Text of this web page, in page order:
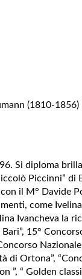
(1810-1856)
Si diploma
Piccinni”
il M° Davide
come
Ivancheva la
15°
di Ortona”,
”, “ Golden